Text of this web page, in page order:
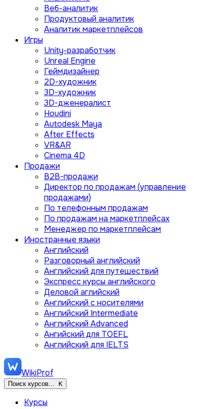
Веб-аналитик
Продуктовый аналитик
Аналитик маркетплейсов
Игры
Unity-разработчик
Unreal Engine
Геймдизайнер
2D-художник
3D-художник
3D-дженералист
Houdini
Autodesk Maya
After Effects
VR&AR
Cinema 4D
Продажи
B2B-продажи
Директор по продажам (управление
продажами)
По телефонным продажам
По продажам на маркетплейсах
Менеджер по маркетплейсам
Иностранные языки
Английский
Разговорный английский
Английский для путешествий
Экспресс курсы английского
Деловой аглийский
Английский с носителями
Английский Intermediate
Английский Advanced
Ангийский для TOEFL
Английский для IELTS
WikiProf
Поиск курсов... K
Курсы